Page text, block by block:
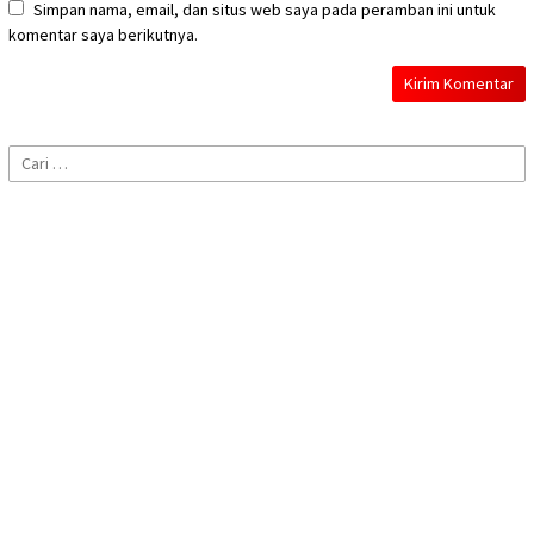
Simpan nama, email, dan situs web saya pada peramban ini untuk
komentar saya berikutnya.
Cari
untuk: